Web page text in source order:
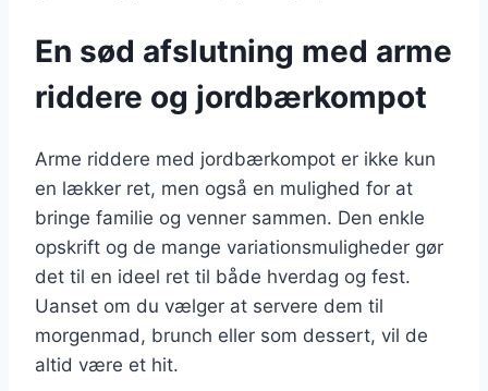
En sød afslutning med arme
riddere og jordbærkompot
Arme riddere med jordbærkompot er ikke kun
en lækker ret, men også en mulighed for at
bringe familie og venner sammen. Den enkle
opskrift og de mange variationsmuligheder gør
det til en ideel ret til både hverdag og fest.
Uanset om du vælger at servere dem til
morgenmad, brunch eller som dessert, vil de
altid være et hit.